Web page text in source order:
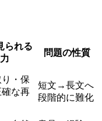
られる
力
問題の性質
・保
な再
短文→長文へ
段階的に難化